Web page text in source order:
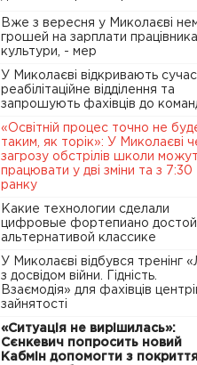
Вже з вересня у Миколаєві
грошей на зарплати
культури, - мер
У Миколаєві відкривають
реабілітаційне відділення та
запрошують фахівців до
«Освітній процес точно не
таким, як торік»: У Миколаєві
загрозу обстрілів школи
працювати у дві зміни та з 7:30
ранку
Какие технологии сделали
цифровые фортепиано
альтернативой классике
У Миколаєві відбувся тренінг
з досвідом війни. Гідність.
Взаємодія» для фахівців
зайнятості
«Ситуація не вирішилась»:
Сєнкевич попросить новий
Кабмін допомогти з